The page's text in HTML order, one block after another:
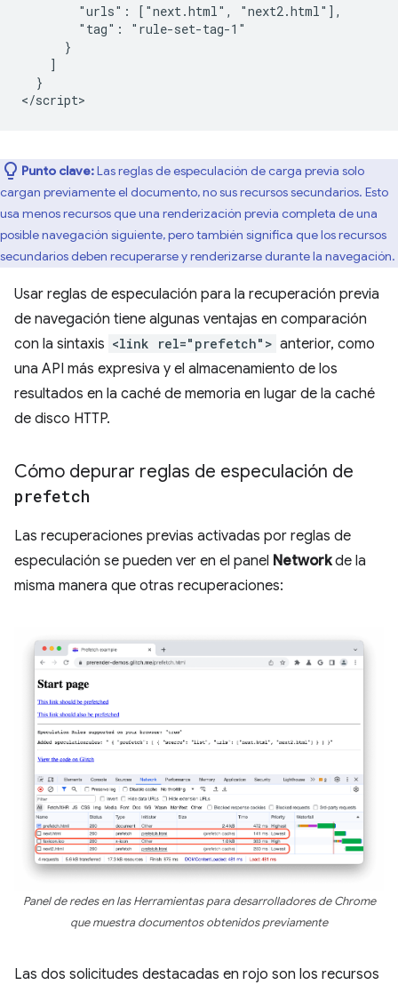
        "urls": ["next.html", "next2.html"],
        "tag": "rule-set-tag-1"
      }
    ]
  }
Punto clave:Las reglas de especulación de carga previa solo
cargan previamente el documento, no sus recursos secundarios. Esto
usa menos recursos que una renderización previa completa de una
posible navegación siguiente, pero también significa que los recursos
secundarios deben recuperarse y renderizarse durante la navegación.
Usar reglas de especulación para la recuperación previa
de navegación tiene algunas ventajas en comparación
con la sintaxis <link rel="prefetch"> anterior, como
una API más expresiva y el almacenamiento de los
resultados en la caché de memoria en lugar de la caché
de disco HTTP.
Cómo depurar reglas de especulación de
prefetch
Las recuperaciones previas activadas por reglas de
especulación se pueden ver en el panel Networkde la
misma manera que otras recuperaciones:
Panel de redes en las Herramientas para desarrolladores de Chrome
que muestra documentos obtenidos previamente
Las dos solicitudes destacadas en rojo son los recursos